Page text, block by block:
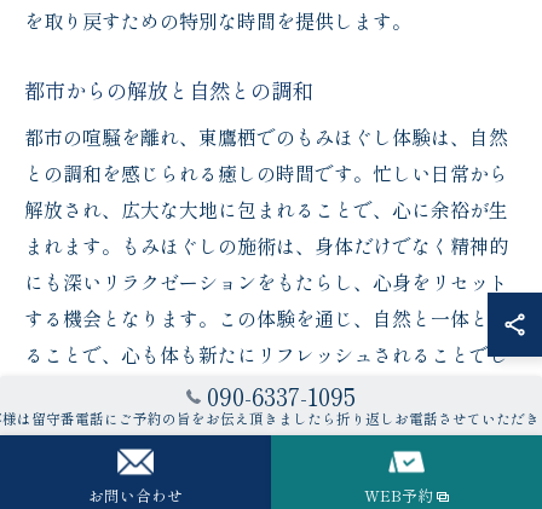
を取り戻すための特別な時間を提供します。
都市からの解放と自然との調和
都市の喧騒を離れ、東鷹栖でのもみほぐし体験は、自然
との調和を感じられる癒しの時間です。忙しい日常から
解放され、広大な大地に包まれることで、心に余裕が生
まれます。もみほぐしの施術は、身体だけでなく精神的
にも深いリラクゼーションをもたらし、心身をリセット
する機会となります。この体験を通じ、自然と一体とな
ることで、心も体も新たにリフレッシュされることでし
贅沢な静寂の中で心身を休める
090-6337-1095
留守番電話にご予約の旨をお伝え頂きましたら折り返しお電話させていただ
お問い合わせ WEB予約